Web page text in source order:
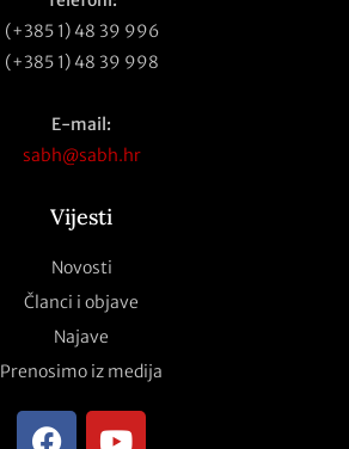
(+385 1) 48 39 996
(+385 1) 48 39 998
E-mail:
sabh@sabh.hr
Vijesti
Novosti
Članci i objave
Najave
Prenosimo iz medija